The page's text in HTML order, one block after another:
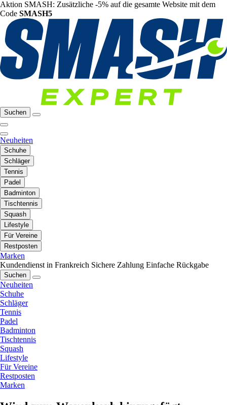
Aktion SMASH: Zusätzliche -5% auf die gesamte Website mit dem
Code SMASH5
Suchen
Neuheiten
Schuhe
Schläger
Tennis
Padel
Badminton
Tischtennis
Squash
Lifestyle
Für Vereine
Restposten
Marken
Kundendienst in Frankreich Sichere Zahlung Einfache Rückgabe
Suchen
Neuheiten
Schuhe
Schläger
Tennis
Padel
Badminton
Tischtennis
Squash
Lifestyle
Für Vereine
Restposten
Marken